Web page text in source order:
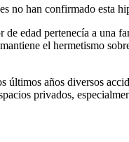
no han confirmado esta
de edad pertenecía a una
el hermetismo
últimos años diversos
privados,